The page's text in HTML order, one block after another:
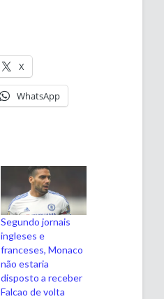
X
WhatsApp
Segundo jornais
ingleses e
franceses, Monaco
não estaria
disposto a receber
Falcao de volta